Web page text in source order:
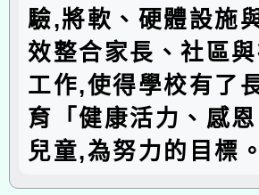
驗,將軟、硬體設施
效整合家長、社區
工作,使得學校有了
育「健康活力、感
兒童,為努力的目標。